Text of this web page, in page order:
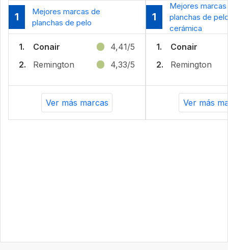
1
Mejores marcas de
planchas de pelo
1. Conair
4,41/5
2.
Remington 4,33/5
Ver más marcas
1
Mejores
planchas de
cerámica
1.
Conair
2.
Remington
Ver más